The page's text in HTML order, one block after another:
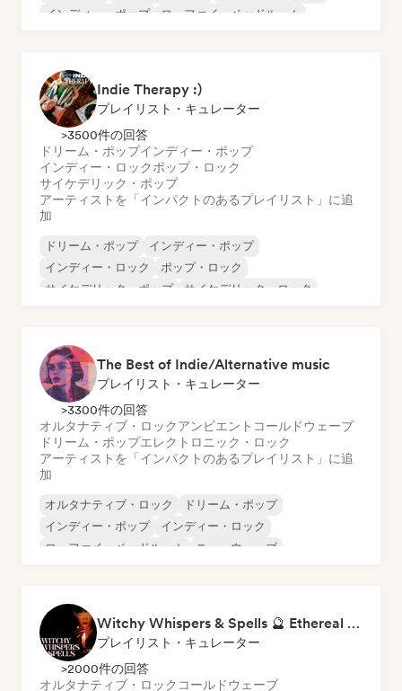
インディー・ポップ
ローファイ・ベッドルーム
Indie Therapy :)
プレイリスト・キュレーター
>3500件の回答
ドリーム・ポップインディー・ポップ
インディー・ロックポップ・ロック
サイケデリック・ポップ
アーティストを「インパクトのあるプレイリスト」に追
加
ドリーム・ポップ
インディー・ポップ
インディー・ロック
ポップ・ロック
サイケデリック・ポップ
サイケデリック・ロック
The Best of Indie/Alternative music
プレイリスト・キュレーター
>3300件の回答
オルタナティブ・ロックアンビエント コールドウェーブ
ドリーム・ポップエレクトロニック・ロック
アーティストを「インパクトのあるプレイリスト」に追
加
オルタナティブ・ロック
ドリーム・ポップ
インディー・ポップ
インディー・ロック
ローファイ・ベッドルーム
ニューウェーブ
Witchy Whispers & Spells 🔮 Ethereal Art Pop & Dream Pop
プレイリスト・キュレーター
>2000件の回答
オルタナティブ・ロック コールドウェーブ